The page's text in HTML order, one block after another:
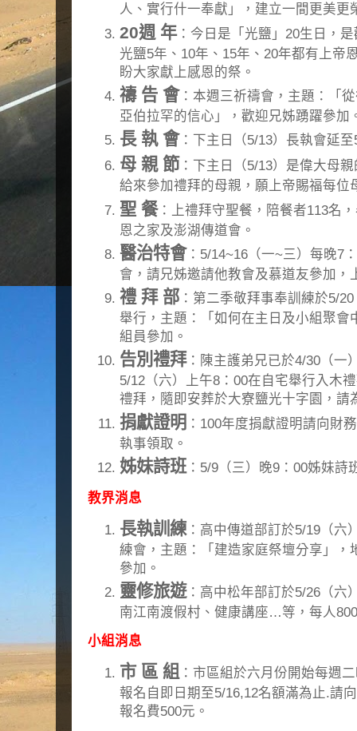
人、實行什一奉獻」，建立一間更美更
20週 年：今日是「光鹽」20生日，
光鹽5年、10年、15年、20年都有上帝
盼大家獻上感恩的祭。
禱 告 會 ：本週三祈禱會，主題：「
亞伯拉罕的信心」，歡迎兄姊踴躍參加
長 執 會 ：下主日（5/13）長執會延
母 親 節 ：下主日（5/13）是偉大母
給來參加禮拜的母親，願上帝賜福每位
聖 餐：上禮拜守聖餐，陪餐者113名
恩之家及澎湖傳道會。
醫治特會 ：5/14~16（一~三）每晚7
會，請兄姊邀請他教會及慕道友參加，
禮 拜 部 ：第二季敬拜事奉訓練於5/
舉行，主題：「如何在主日及小組聚會
組員參加。
告別禮拜：陳主護弟兄已於4/30（一
5/12（六）上午8：00在自宅舉行入木
禮拜，隨即安葬於大寮鹽光十字園，請
捐獻證明 ：100年度捐獻證明請向財
執事領取。
姊妹詩班 ：5/9（三）晚9：00姊妹詩
教界消息
長執訓練 ：高中傳道部訂於5/19（六
練會，主題：「建造家庭祭壇分享」，
參加。
靈修旅遊：高中松年部訂於5/26（六
南江南渡假村、健康講座…等，每人
小組消息
市 區 組 ：市區組於六月份開始每週
報名自即日期至5/16,12名額滿為止.請
報名費500元。